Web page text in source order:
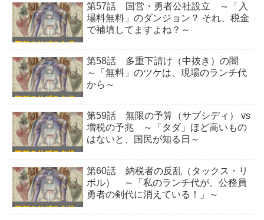
第57話 国営・勇者公社設立 ～「入
場料無料」のダンジョン？ それ、税金
で補填してますよね？～
第58話 多重下請け（中抜き）の闇
～「無料」のツケは、現場のランチ代
から～
第59話 無限の予算（サブシディ） vs
増税の予兆 ～「タダ」ほど高いもの
はないと、国民が知る日～
第60話 納税者の反乱（タックス・リ
ボル） ～「私のランチ代が、公務員
勇者の剣代に消えている！」～